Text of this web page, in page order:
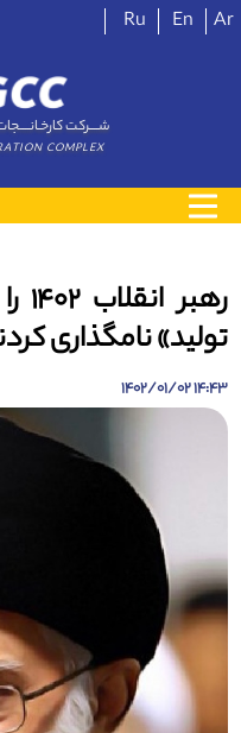
Ar
En
Ru
شــــرکت
COMPLEX
تولید» نامگذاری
14:43 1402/01/02